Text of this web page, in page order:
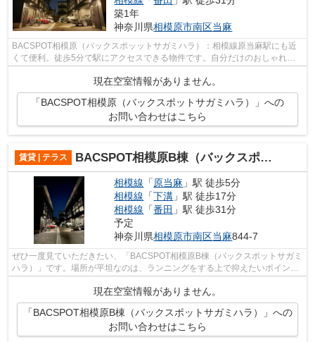
築1年
神奈川県相模原市南区当麻
BACSPOT相模原（バックスポッットサガミハラ）：相模線原当麻駅にも近
くて便利。徒歩5分で駅にアクセスできる物件です。自分だけのおしゃれ空
現在空室情報がありません。
「BACSPOT相模原（バックスポットサガミハラ）」への
お問い合わせはこちら
賃貸 | テラス BACSPOT相模原B棟（バックスポットサガミハラ）
相模線 「原当麻 」駅 徒歩5分
相模線 「下溝 」駅 徒歩17分
相模線 「番田 」駅 徒歩31分
予定
神奈川県相模原市南区当麻844-7
ぜひ一度見ていただきたい、「BACSPOT相模原B棟（バックスポットサガミ
ハラ）」です。場所が平坦なのは、ランニングをする上で抑えたいポイント
現在空室情報がありません。
「BACSPOT相模原B棟（バックスポットサガミハラ）」への
お問い合わせはこちら